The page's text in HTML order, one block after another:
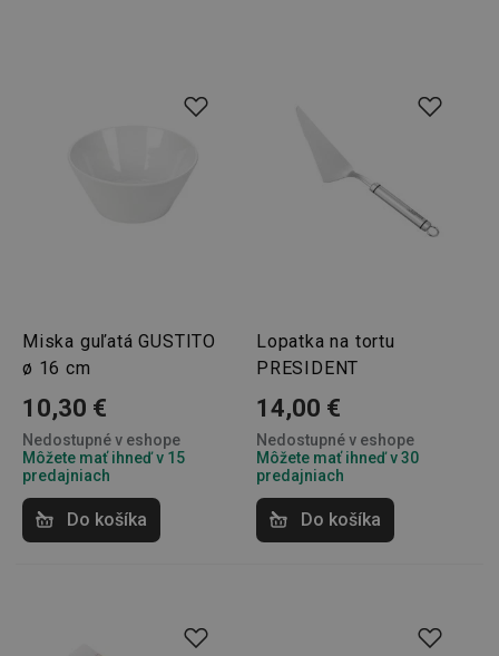
Miska guľatá GUSTITO
ø 16 cm
10,30 €
Nedostupné v eshope
Môžete mať ihneď v 15
predajniach
Do košíka
Lopatka na tortu
PRESIDENT
14,00 €
Nedostupné v eshope
Môžete mať ihneď v 30
predajniach
Do košíka